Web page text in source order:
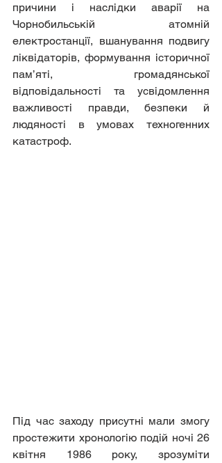
причини і наслідки аварії на
Чорнобильській атомній
електростанції, вшанування подвигу
ліквідаторів, формування історичної
пам’яті, громадянської
відповідальності та усвідомлення
важливості правди, безпеки й
людяності в умовах техногенних
катастроф.
Під час заходу присутні мали змогу
простежити хронологію подій ночі 26
квітня 1986 року, зрозуміти